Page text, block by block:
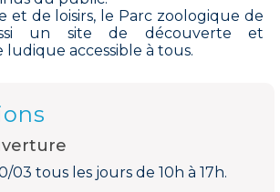
et de loisirs, le Parc zoologique de
un site de découverte et
ludique accessible à tous.
03 tous les jours de 10h à 17h.